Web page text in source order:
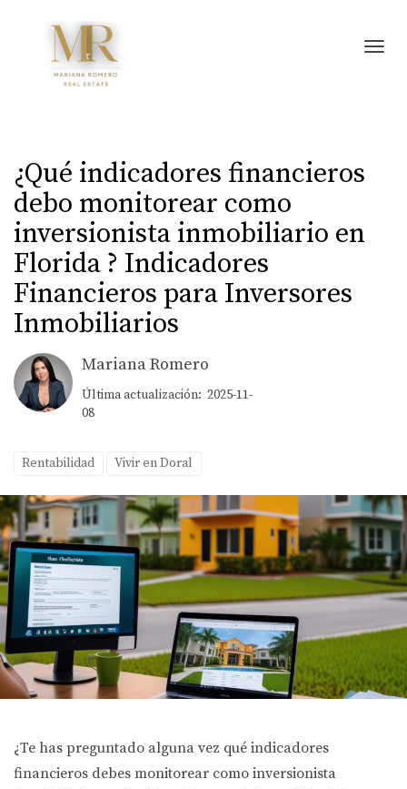
¿Qué indicadores financieros
debo monitorear como
inversionista inmobiliario en
Florida ? Indicadores
Financieros para Inversores
Inmobiliarios
Mariana Romero
Última actualización: 2025-11-
08
Rentabilidad Vivir en Doral
¿Te has preguntado alguna vez qué indicadores
financieros debes monitorear como inversionista